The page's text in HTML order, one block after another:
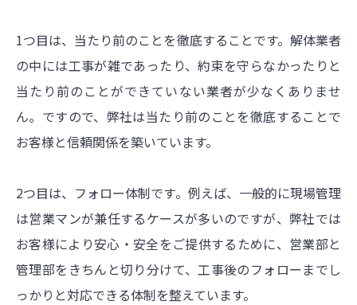
1つ目は、当たり前のことを徹底することです。解体業者
の中には工事が雑であったり、約束を守らなかったりと
当たり前のことができていない業者が少なくありませ
ん。ですので、弊社は当たり前のことを徹底することで
お客様と信頼関係を築いています。
2つ目は、フォロー体制です。例えば、一般的に現場管理
は営業マンが兼任するケースが多いのですが、弊社では
お客様により安心・安全をご提供するために、営業部と
管理部をきちんと切り分けて、工事後のフォローまでし
っかりと対応できる体制を整えています。